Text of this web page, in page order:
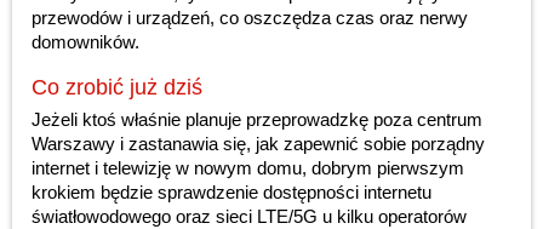
przewodów i urządzeń, co oszczędza czas oraz nerwy
domowników.
Co zrobić już dziś
Jeżeli ktoś właśnie planuje przeprowadzkę poza centrum
Warszawy i zastanawia się, jak zapewnić sobie porządny
internet i telewizję w nowym domu, dobrym pierwszym
krokiem będzie sprawdzenie dostępności internetu
światłowodowego oraz sieci LTE/5G u kilku operatorów